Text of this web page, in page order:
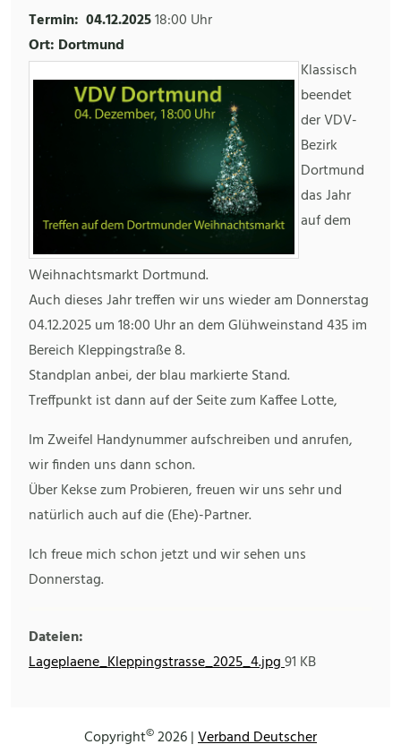
Termin: 04.12.202518:00 Uhr
Ort: Dortmund
Klassisch
beendet
der VDV-
Bezirk
Dortmund
das Jahr
auf dem
Weihnachtsmarkt Dortmund.
Auch dieses Jahr treffen wir uns wieder am Donnerstag
04.12.2025 um 18:00 Uhr an dem Glühweinstand 435 im
Bereich Kleppingstraße 8.
Standplan anbei, der blau markierte Stand.
Treffpunkt ist dann auf der Seite zum Kaffee Lotte,
Im Zweifel Handynummer aufschreiben und anrufen,
wir finden uns dann schon.
Über Kekse zum Probieren, freuen wir uns sehr und
natürlich auch auf die (Ehe)-Partner.
Ich freue mich schon jetzt und wir sehen uns
Donnerstag.
Dateien:
Lageplaene_Kleppingstrasse_2025_4.jpg91 KB
Copyright© 2026 |Verband Deutscher